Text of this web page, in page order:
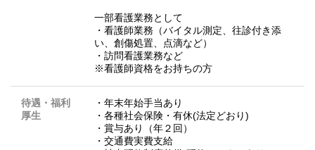
一部看護業務として
・看護師業務（バイタル測定、往診付き添
い、創傷処置、点滴など）
・訪問看護業務など
※看護師資格をお持ちの方
待遇・福利
厚生
・年末年始手当あり
・各種社会保険・有休(法定どおり)
・賞与あり（年２回）
・交通費実費支給